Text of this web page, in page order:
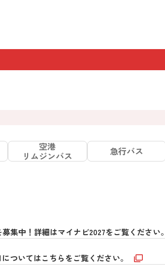
空港
リムジンバス
急行バス
集中！詳細はマイナビ2027をご覧ください。
ついてはこちらをご覧ください。